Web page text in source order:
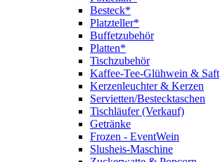
Besteck*
Platzteller*
Buffetzubehör
Platten*
Tischzubehör
Kaffee-Tee-Glühwein & Saft
Kerzenleuchter & Kerzen
Servietten/Bestecktaschen
Tischläufer (Verkauf)
Getränke
Frozen - EventWein
Slusheis-Maschine